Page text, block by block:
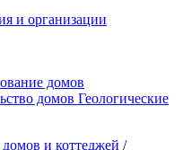
и организации
домов
домов Геологические
и коттеджей /